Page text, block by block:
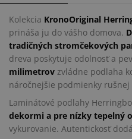
Kolekcia KronoOriginal
prináša ju do vášho domova.
tradičných stromčekových
dreva poskytuje odolnosť a
milimetrov zvládne podlaha
náročnejšie podmienky rušnej
Laminátové podlahy
dekormi a pre nízky tepelný
vykurovanie. Autentickosť